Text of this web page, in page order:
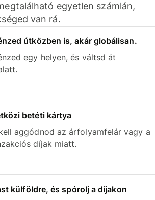
egyetlen számlán,
van rá.
útközben is, akár globálisan.
egy helyen, és váltsd át
betéti kártya
aggódnod az árfolyamfelár vagy a
díjak miatt.
külföldre, és spórolj a díjakon